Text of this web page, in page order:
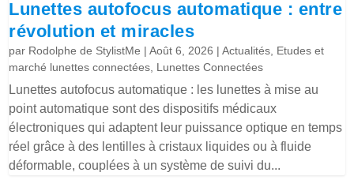
Lunettes autofocus automatique : entre
révolution et miracles
par Rodolphe de StylistMe |Août 6, 2026 |Actualités Etudes et
marché lunettes connectées Lunettes Connectées
Lunettes autofocus automatique : les lunettes à mise au
point automatique sont des dispositifs médicaux
électroniques qui adaptent leur puissance optique en temps
réel grâce à des lentilles à cristaux liquides ou à fluide
déformable, couplées à un système de suivi du...